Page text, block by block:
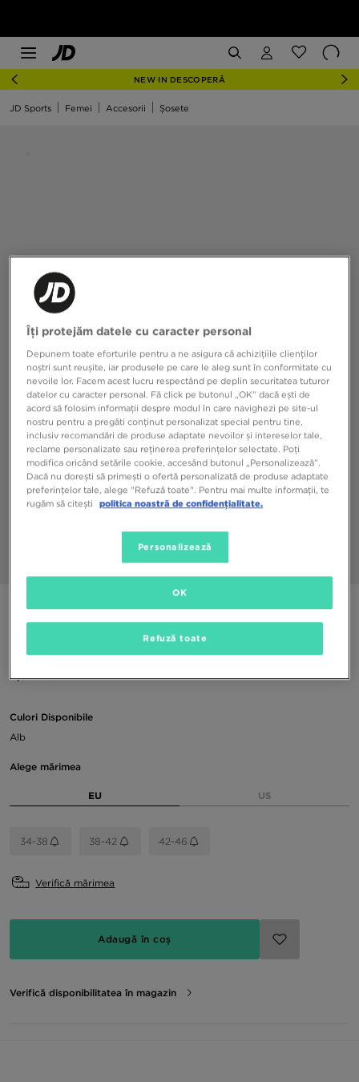
NEW IN DESCOPERĂ
JD Sports Femei Accesorii Șosete
ONLY AT JD
MCKENZIE ȘOSETE 6-PACK INVISIBLE
9,99 RON
Culori Disponibile
Alb
Alege mărimea
EU US
34-38 38-42 42-46
Verifică mărimea
Adaugă în coș
Verifică disponibilitatea în magazin
Îți protejăm datele cu caracter personal
Depunem toate eforturile pentru a ne asigura că achizițiile clienților
noștri sunt reușite, iar produsele pe care le aleg sunt în conformitate cu
nevoile lor. Facem acest lucru respectând pe deplin securitatea tuturor
datelor cu caracter personal. Fă click pe butonul „OK” dacă ești de
acord să folosim informații despre modul în care navighezi pe site-ul
nostru pentru a pregăti conținut personalizat special pentru tine,
inclusiv recomandări de produse adaptate nevoilor și intereselor tale,
reclame personalizate sau reținerea preferințelor selectate. Poți
modifica oricând setările cookie, accesând butonul „Personalizează”.
Dacă nu dorești să primești o ofertă personalizată de produse adaptate
preferințelor tale, alege "Refuză toate". Pentru mai multe informații, te
rugăm să citești
politica noastră de confidențialitate.
Personalizează
Refuză toate
OK